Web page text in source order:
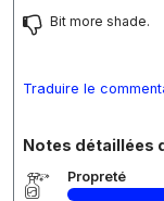
Bit more shade.
Traduire le
Notes détaillées
Propreté